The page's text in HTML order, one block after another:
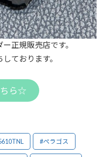
正規販売店です。
ております。
ら☆
#ぺラゴス